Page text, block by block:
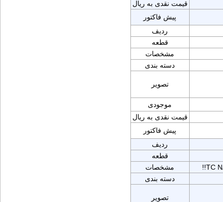
قیمت نقدی به ریال
پیش فاکتور
ردیف
قطعه
مشخصات
دسته بندی
تصویر
موجودی
قیمت نقدی به ریال
پیش فاکتور
ردیف
قطعه
مشخصات
!!TC
دسته بندی
تصویر